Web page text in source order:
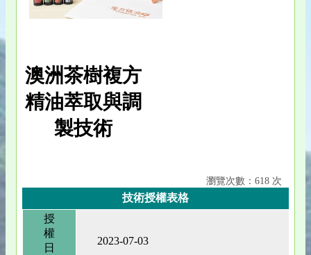
澳洲茶樹複方
精油萃取與調
製技術
瀏覽次數：618 次
技術授權表格
授
權
日
2023-07-03